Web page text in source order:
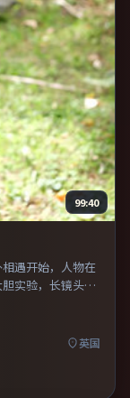
99:40
遇开始，人物在
实验，长镜头与
刷细品台词与构
英国